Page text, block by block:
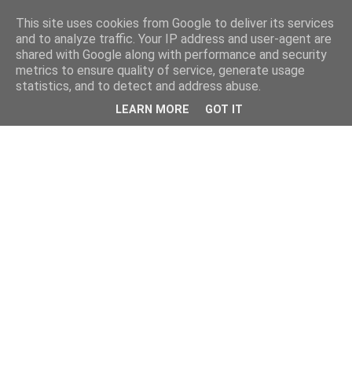
This site uses cookies from Google to deliver its services
and to analyze traffic. Your IP address and user-agent are
shared with Google along with performance and security
metrics to ensure quality of service, generate usage
statistics, and to detect and address abuse.
LEARN MORE GOT IT